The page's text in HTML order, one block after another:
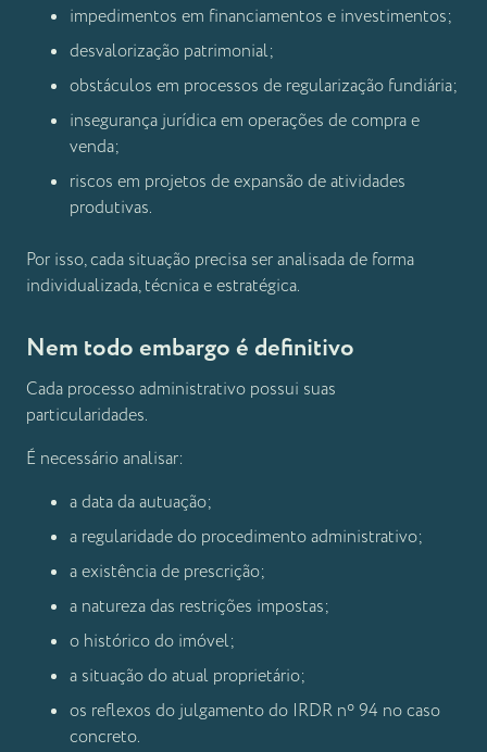
impedimentos em financiamentos e investimentos;
desvalorização patrimonial;
obstáculos em processos de regularização fundiária;
insegurança jurídica em operações de compra e
venda;
riscos em projetos de expansão de atividades
produtivas.
Por isso, cada situação precisa ser analisada de forma
individualizada, técnica e estratégica.
Nem todo embargo é definitivo
Cada processo administrativo possui suas
particularidades.
É necessário analisar:
a data da autuação;
a regularidade do procedimento administrativo;
a existência de prescrição;
a natureza das restrições impostas;
o histórico do imóvel;
a situação do atual proprietário;
os reflexos do julgamento do IRDR nº 94 no caso
concreto.